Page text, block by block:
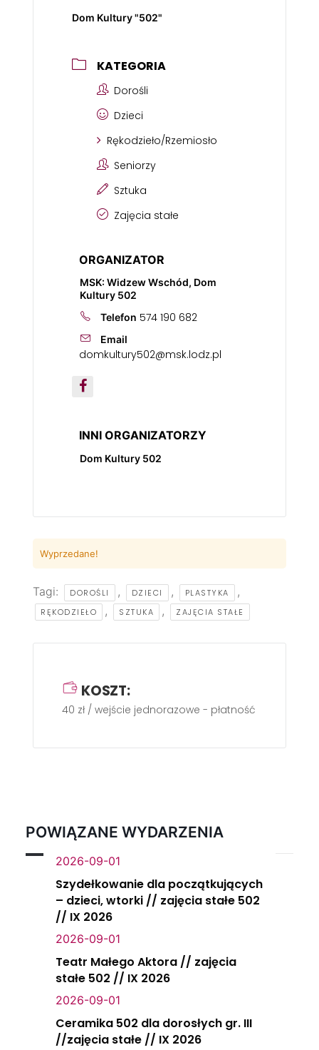
Dom Kultury "502"
KATEGORIA
Dorośli
Dzieci
Rękodzieło/Rzemiosło
Seniorzy
Sztuka
Zajęcia stałe
ORGANIZATOR
MSK: Widzew Wschód, Dom
Kultury 502
Telefon 574 190 682
Email
domkultury502@msk.lodz.pl
INNI ORGANIZATORZY
Dom Kultury 502
Wyprzedane!
Tagi: DOROŚLI , DZIECI , PLASTYKA ,
RĘKODZIEŁO , SZTUKA , ZAJĘCIA STAŁE
KOSZT:
40 zł / wejście jednorazowe - płatność gotówką
POWIĄZANE WYDARZENIA
2026-09-01
Szydełkowanie dla początkujących
– dzieci, wtorki // zajęcia stałe 502
// IX 2026
2026-09-01
Teatr Małego Aktora // zajęcia
stałe 502 // IX 2026
2026-09-01
Ceramika 502 dla dorosłych gr. III
//zajęcia stałe // IX 2026